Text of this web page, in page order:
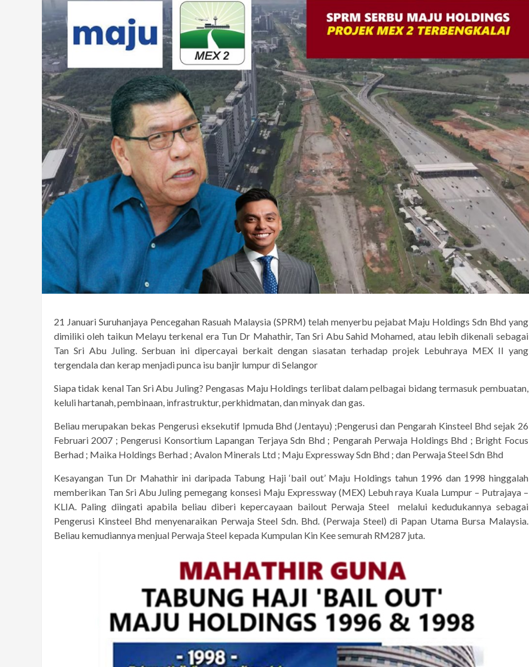
21 Januari Suruhanjaya Pencegahan Rasuah Malaysia (SPRM) telah menyerbu pejabat Maju Holdings Sdn Bhd yang
dimiliki oleh taikun Melayu terkenal era Tun Dr Mahathir, Tan Sri Abu Sahid Mohamed, atau lebih dikenali sebagai
Tan Sri Abu Juling. Serbuan ini dipercayai berkait dengan siasatan terhadap projek Lebuhraya MEX II yang
tergendala dan kerap menjadi punca isu banjir lumpur di Selangor
Siapa tidak kenal Tan Sri Abu Juling? Pengasas Maju Holdings terlibat dalam pelbagai bidang termasuk pembuatan,
keluli hartanah, pembinaan, infrastruktur, perkhidmatan, dan minyak dan gas.
Beliau merupakan bekas Pengerusi eksekutif Ipmuda Bhd (Jentayu) ;Pengerusi dan Pengarah Kinsteel Bhd sejak 26
Februari 2007 ; Pengerusi Konsortium Lapangan Terjaya Sdn Bhd ; Pengarah Perwaja Holdings Bhd ; Bright Focus
Berhad ; Maika Holdings Berhad ; Avalon Minerals Ltd ; Maju Expressway Sdn Bhd ; dan Perwaja Steel Sdn Bhd
Kesayangan Tun Dr Mahathir ini daripada Tabung Haji ‘bail out’ Maju Holdings tahun 1996 dan 1998 hinggalah
memberikan Tan Sri Abu Juling pemegang konsesi Maju Expressway (MEX) Lebuh raya Kuala Lumpur – Putrajaya –
KLIA. Paling diingati apabila beliau diberi kepercayaan bailout Perwaja Steel melalui kedudukannya sebagai
Pengerusi Kinsteel Bhd menyenaraikan Perwaja Steel Sdn. Bhd. (Perwaja Steel) di Papan Utama Bursa Malaysia.
Beliau kemudiannya menjual Perwaja Steel kepada Kumpulan Kin Kee semurah RM287 juta.